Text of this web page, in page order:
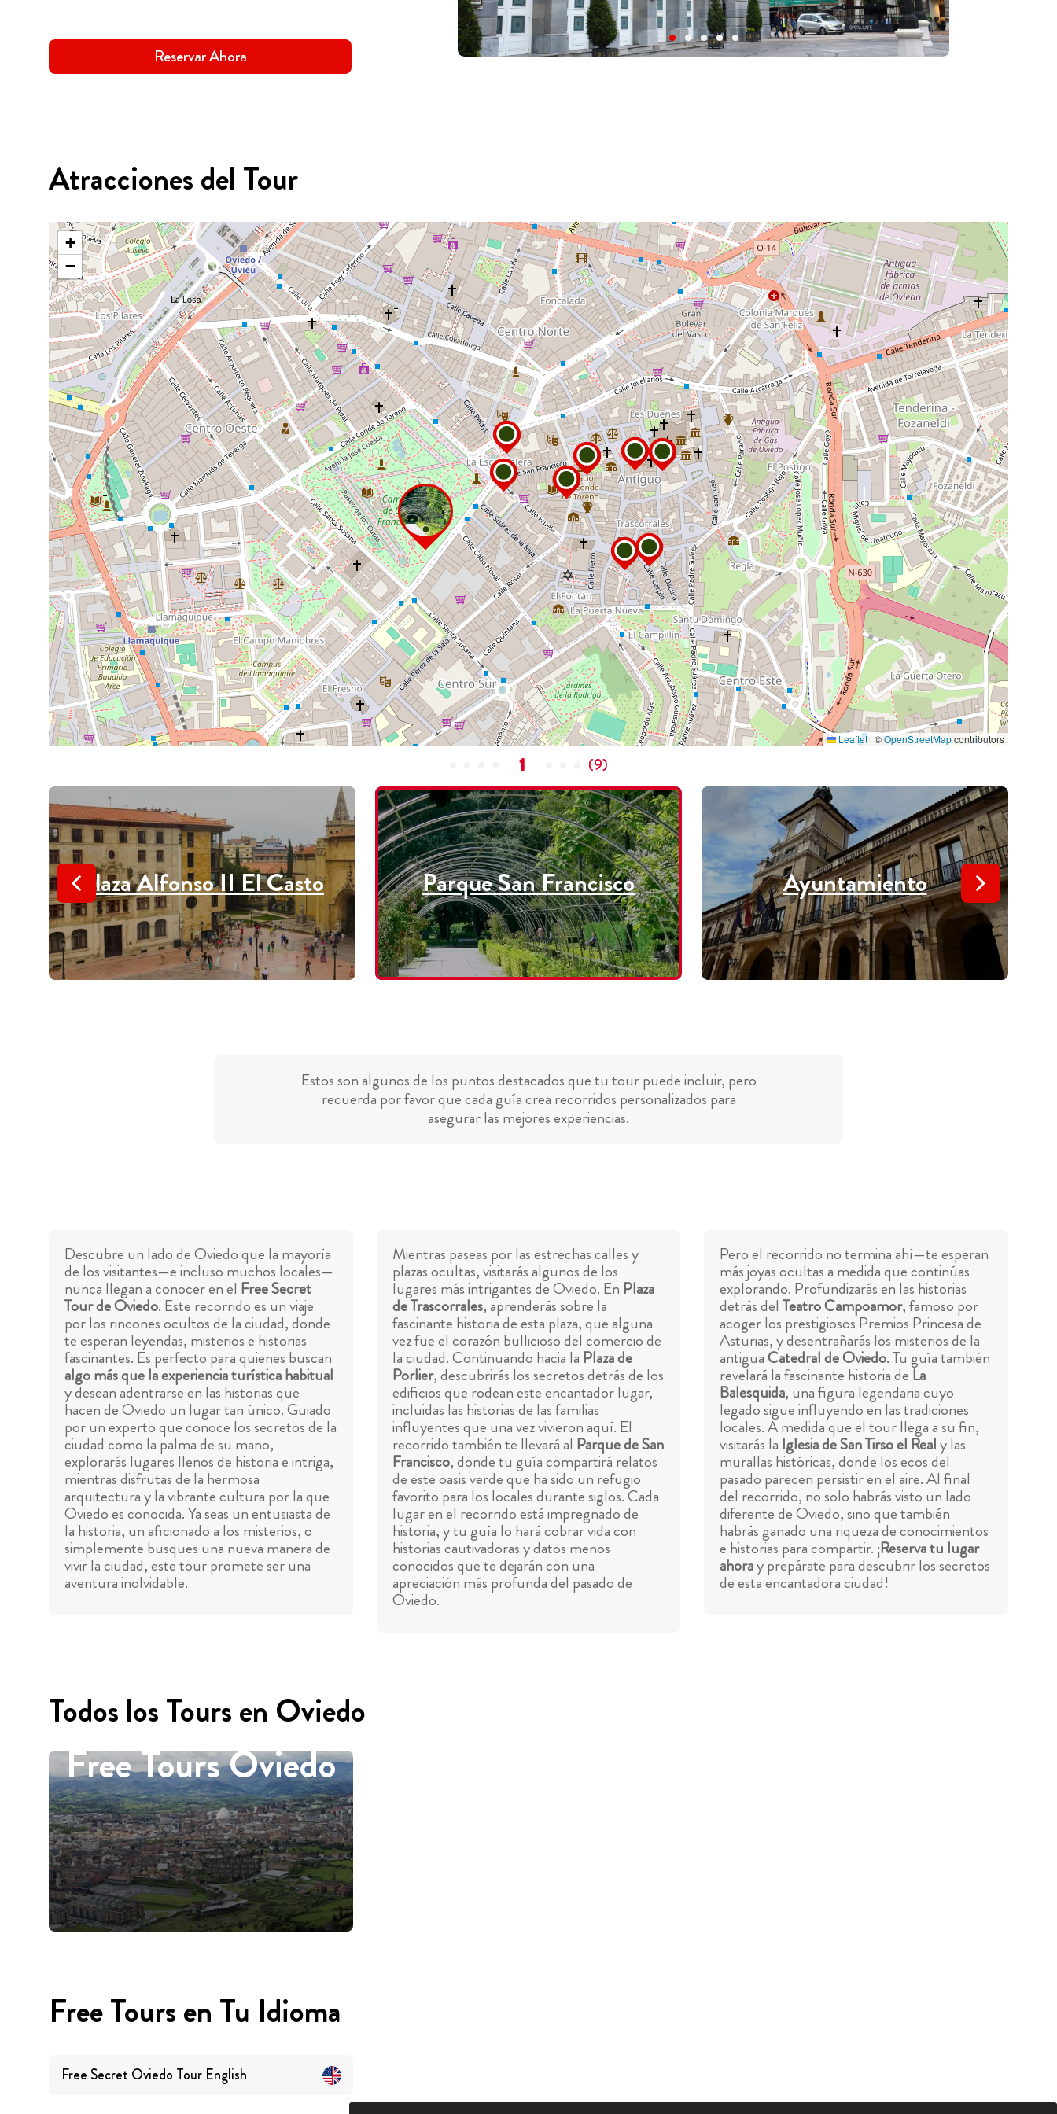
Reservar Ahora
Atracciones del Tour
+
−
Leaflet | ©OpenStreetMapcontributors
1 (9)
Plaza Alfonso II El Casto Parque San Francisco Ayuntamiento
Estos son algunos de los puntos destacados que tu tour puede incluir, pero
recuerda por favor que cada guía crea recorridos personalizados para
asegurar las mejores experiencias.
Descubre un lado de Oviedo que la mayoría
de los visitantes—e incluso muchos locales—
nunca llegan a conocer en el Free Secret
Tour de Oviedo. Este recorrido es un viaje
por los rincones ocultos de la ciudad, donde
te esperan leyendas, misterios e historias
fascinantes. Es perfecto para quienes buscan
algo más que la experiencia turística habitual
y desean adentrarse en las historias que
hacen de Oviedo un lugar tan único. Guiado
por un experto que conoce los secretos de la
ciudad como la palma de su mano,
explorarás lugares llenos de historia e intriga,
mientras disfrutas de la hermosa
arquitectura y la vibrante cultura por la que
Oviedo es conocida. Ya seas un entusiasta de
la historia, un aficionado a los misterios, o
simplemente busques una nueva manera de
vivir la ciudad, este tour promete ser una
aventura inolvidable.
Mientras paseas por las estrechas calles y
plazas ocultas, visitarás algunos de los
lugares más intrigantes de Oviedo. En Plaza
de Trascorrales, aprenderás sobre la
fascinante historia de esta plaza, que alguna
vez fue el corazón bullicioso del comercio de
la ciudad. Continuando hacia la Plaza de
Porlier, descubrirás los secretos detrás de los
edificios que rodean este encantador lugar,
incluidas las historias de las familias
influyentes que una vez vivieron aquí. El
recorrido también te llevará al Parque de San
Francisco, donde tu guía compartirá relatos
de este oasis verde que ha sido un refugio
favorito para los locales durante siglos. Cada
lugar en el recorrido está impregnado de
historia, y tu guía lo hará cobrar vida con
historias cautivadoras y datos menos
conocidos que te dejarán con una
apreciación más profunda del pasado de
Oviedo.
Pero el recorrido no termina ahí—te esperan
más joyas ocultas a medida que continúas
explorando. Profundizarás en las historias
detrás delTeatro Campoamor, famoso por
acoger los prestigiosos Premios Princesa de
Asturias, y desentrañarás los misterios de la
antiguaCatedral de Oviedo. Tu guía también
revelará la fascinante historia deLa
Balesquida, una figura legendaria cuyo
legado sigue influyendo en las tradiciones
locales. A medida que el tour llega a su fin,
visitarás la Iglesia de San Tirso el Realy las
murallas históricas, donde los ecos del
pasado parecen persistir en el aire. Al final
del recorrido, no solo habrás visto un lado
diferente de Oviedo, sino que también
habrás ganado una riqueza de conocimientos
e historias para compartir. ¡Reserva tu lugar
ahoray prepárate para descubrir los secretos
de esta encantadora ciudad!
Todos los Tours en Oviedo
Free Tours Oviedo
Free Tours en Tu Idioma
Free Secret Oviedo Tour English